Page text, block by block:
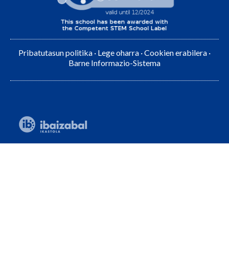
Pribatutasun politika · Lege oharra ·Cookien erabilera ·
Barne Informazio-Sistema